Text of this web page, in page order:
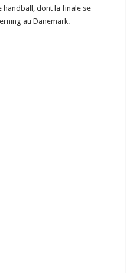
dont la finale se
au Danemark.